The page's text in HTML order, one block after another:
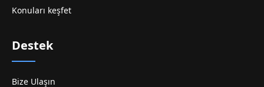
Konuları keşfet
Destek
Bize Ulaşın